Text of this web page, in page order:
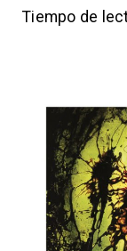
o
Tiempo de